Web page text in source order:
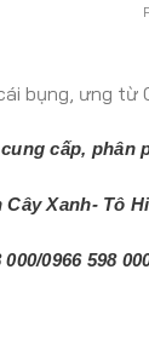
bụng, ưng từ
cấp,
Xanh- Tô
000/0966 598